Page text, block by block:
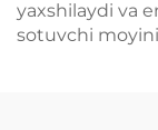
yaxshilaydi va
sotuvchi